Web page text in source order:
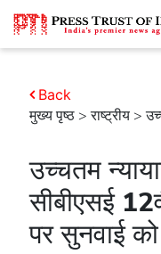
मुख्य पृष्ठ >राष्ट्रीय >
Back
उच्चतम
सीबीएसई
पर सुनवाई